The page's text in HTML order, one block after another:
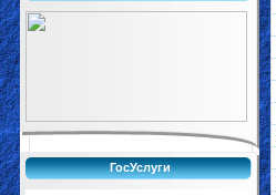
ГосУслуги